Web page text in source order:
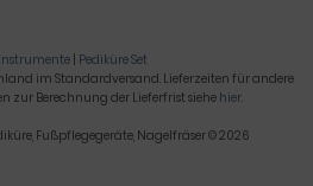
| Pediküre Set
im Standardversand. Lieferzeiten für andere
zur Berechnung der Lieferfrist siehe hier.
Fußpflegegeräte, Nagelfräser © 2026